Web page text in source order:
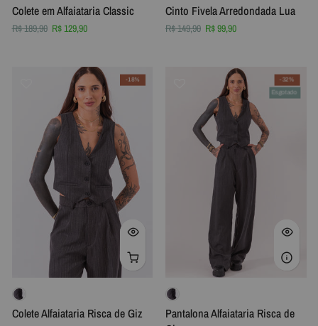
Colete em Alfaiataria Classic
R$ 189,90 R$ 129,90
Cinto Fivela Arredondada Lua
R$ 149,90 R$ 99,90
-18%
Colete Alfaiataria Risca de Giz
-32%
Esgotado
Pantalona Alfaiataria Risca de